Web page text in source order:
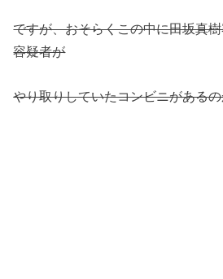
ですが、おそらくこの中に田坂真
容疑者が
やり取りしていたコンビニがある